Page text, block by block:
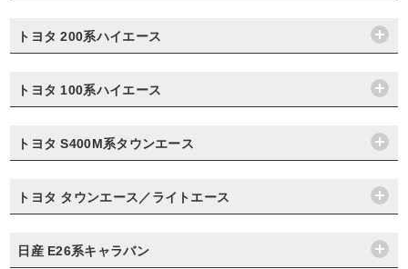
トヨタ 200系ハイエース
トヨタ 100系ハイエース
トヨタ S400M系タウンエース
トヨタ タウンエース／ライトエース
日産 E26系キャラバン